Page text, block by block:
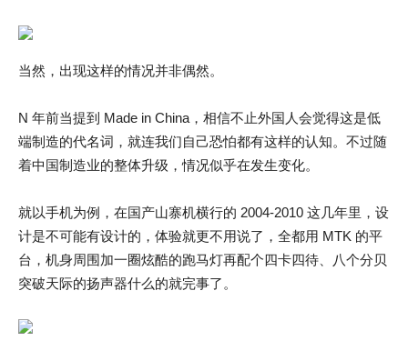
当然，出现这样的情况并非偶然。
N 年前当提到 Made in China，相信不止外国人会觉得这是低
端制造的代名词，就连我们自己恐怕都有这样的认知。不过随
着中国制造业的整体升级，情况似乎在发生变化。
就以手机为例，在国产山寨机横行的 2004-2010 这几年里，设
计是不可能有设计的，体验就更不用说了，全都用 MTK 的平
台，机身周围加一圈炫酷的跑马灯再配个四卡四待、八个分贝
突破天际的扬声器什么的就完事了。